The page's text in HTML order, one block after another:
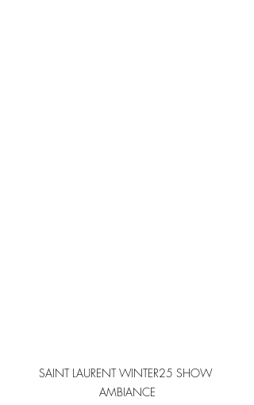
SAINT LAURENT WINTER25 SHOW
AMBIANCE